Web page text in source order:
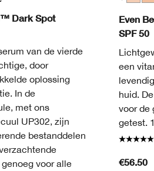
Dark Spot
van de vierde
door
oplossing
In de
met ons
UP302, zijn
bestanddelen
voor alle
Even
SPF 50
een
huid.
voor de
getest.
€56.50